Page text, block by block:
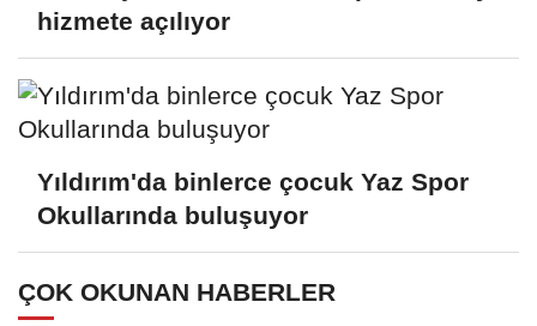
hizmete açılıyor
Yıldırım'da binlerce çocuk Yaz Spor
Okullarında buluşuyor
ÇOK OKUNAN HABERLER